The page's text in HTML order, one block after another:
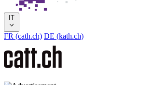
IT
FR (cath.ch) DE (kath.ch)